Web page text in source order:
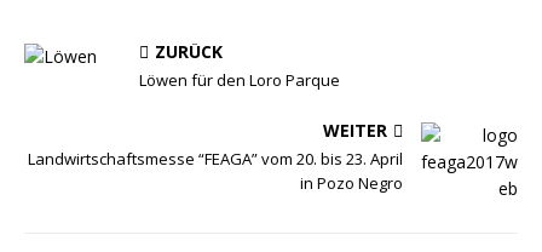
ZURÜCK
Löwen für den Loro Parque
WEITER
Landwirtschaftsmesse “FEAGA” vom 20. bis 23. April
in Pozo Negro